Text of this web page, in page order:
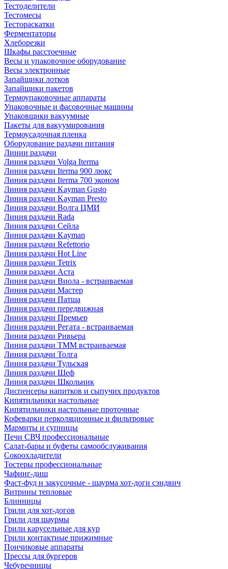
Тестоделители
Тестомесы
Тестораскатки
Ферментаторы
Хлеборезки
Шкафы расстоечные
Весы и упаковочное оборудование
Весы электронные
Запайщики лотков
Запайщики пакетов
Термоупаковочные аппараты
Упаковочные и фасовочные машины
Упаковщики вакуумные
Пакеты для вакуумирования
Термоусадочная пленка
Оборудование раздачи питания
Линии раздачи
Линия раздачи Volga Iterma
Линия раздачи Iterma 900 люкс
Линия раздачи Iterma 700 эконом
Линия раздачи Kayman Gusto
Линия раздачи Kayman Presto
Линия раздачи Волга ЦМИ
Линия раздачи Rada
Линия раздачи Сейла
Линия раздачи Kayman
Линия раздачи Refettorio
Линия раздачи Hot Line
Линия раздачи Tetrix
Линия раздачи Аста
Линия раздачи Виола - встраиваемая
Линия раздачи Мастер
Линия раздачи Патша
Линия раздачи передвижная
Линия раздачи Премьер
Линия раздачи Регата - встраиваемая
Линия раздачи Ривьера
Линия раздачи ТММ встраиваемая
Линия раздачи Толга
Линия раздачи Тульская
Линия раздачи Шеф
Линия раздачи Школьник
Диспенсеры напитков и сыпучих продуктов
Кипятильники настольные
Кипятильники настольные проточные
Кофеварки перколяционные и фильтровые
Мармиты и супницы
Печи СВЧ профессиональные
Салат-бары и буфеты самообслуживания
Сокоохладители
Тостеры профессиональные
Чафинг-диш
Фаст-фуд и закусочные - шаурма хот-доги сэндвич
Витрины тепловые
Блинницы
Грили для хот-догов
Грили для шаурмы
Грили карусельные для кур
Грили контактные прижимные
Пончиковые аппараты
Прессы для бургеров
Чебуречницы